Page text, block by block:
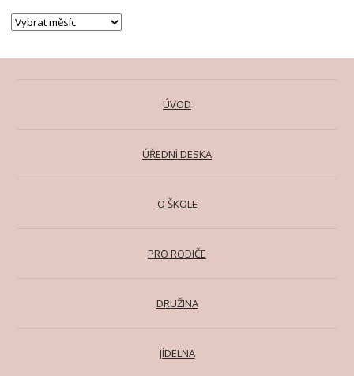
ÚVOD
ÚŘEDNÍ DESKA
O ŠKOLE
PRO RODIČE
DRUŽINA
JÍDELNA